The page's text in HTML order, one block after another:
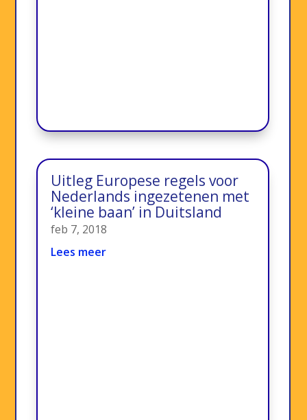
Uitleg Europese regels voor
Nederlands ingezetenen met
‘kleine baan’ in Duitsland
feb 7, 2018
Lees meer